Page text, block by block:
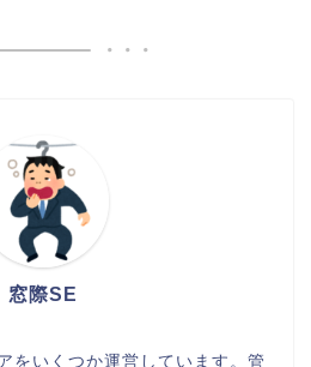
窓際SE
をいくつか運営しています。管